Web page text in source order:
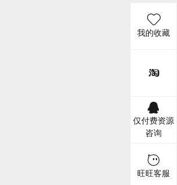
我的收藏
仅付费资源
咨询
旺旺客服